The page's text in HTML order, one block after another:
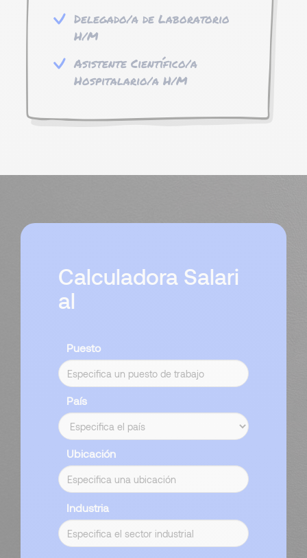
Delegado/a de Laboratorio
H/M
Asistente Científico/a
Hospitalario/a H/M
Calculadora Salari
al
Puesto
País
Ubicación
Industria